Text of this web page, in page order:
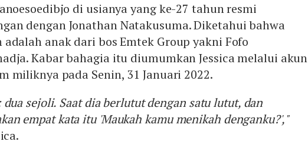
di usianya yang ke-27 tahun resmi
dengan Jonathan Natakusuma. Diketahui bahwa
adalah anak dari bos Emtek Group yakni Fofo
Kabar bahagia itu diumumkan Jessica melalui akun
miliknya pada Senin, 31 Januari 2022.
dua sejoli. Saat dia berlutut dengan satu lutut, dan
empat kata itu 'Maukah kamu menikah denganku?',"